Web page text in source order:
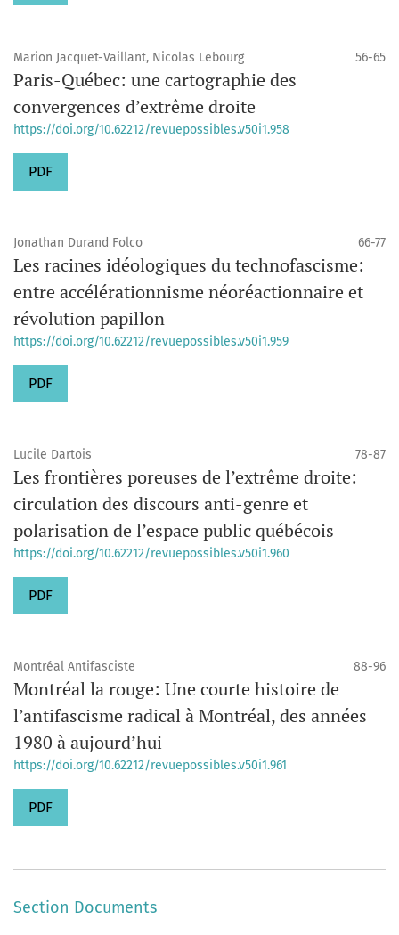
Marion Jacquet-Vaillant, Nicolas Lebourg 56-65
Paris-Québec: une cartographie des
convergences d’extrême droite
https://doi.org/10.62212/revuepossibles.v50i1.958
PDF
Jonathan Durand Folco 66-77
Les racines idéologiques du technofascisme:
entre accélérationnisme néoréactionnaire et
révolution papillon
https://doi.org/10.62212/revuepossibles.v50i1.959
PDF
Lucile Dartois 78-87
Les frontières poreuses de l’extrême droite:
circulation des discours anti-genre et
polarisation de l’espace public québécois
https://doi.org/10.62212/revuepossibles.v50i1.960
PDF
Montréal Antifasciste 88-96
Montréal la rouge: Une courte histoire de
l’antifascisme radical à Montréal, des années
1980 à aujourd’hui
https://doi.org/10.62212/revuepossibles.v50i1.961
PDF
Section Documents